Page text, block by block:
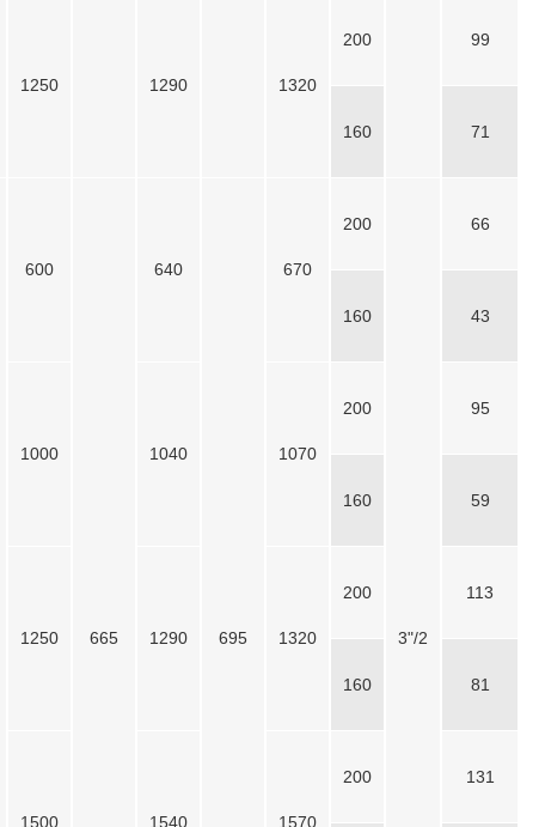
1250 1290 1320
200 99
160 71
600
665
640
695
670
200
3"/2
66
160 43
1000 1040 1070
200 95
160 59
1250 1290 1320
200 113
160 81
1500 1540 1570
200 131